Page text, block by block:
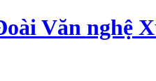
Văn nghệ